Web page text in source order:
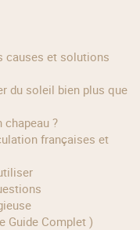
chapeau ?
Guide Complet )